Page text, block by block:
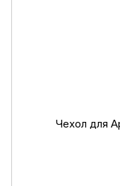
Чехол для